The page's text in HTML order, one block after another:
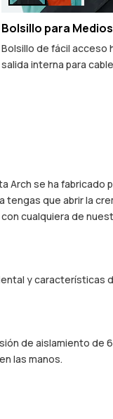
Bolsillo para Medios
Bolsillo de fácil
salida interna para
se ha fabricado
que abrir la
cualquiera de
y características
de aislamiento
las manos.